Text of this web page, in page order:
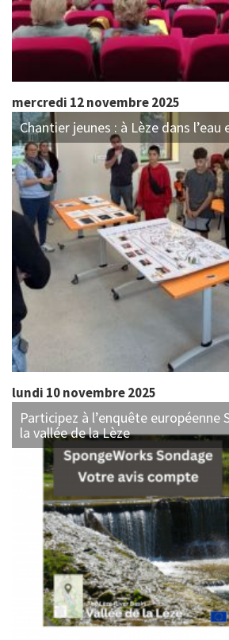
mercredi 12 novembre 2025
Chantier jeunes : à Lèze dans l’eau
lundi 10 novembre 2025
Participez à l’enquête européenne
la vallée de la Lèze